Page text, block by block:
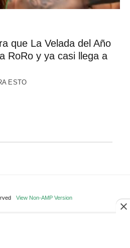
que La Velada del Año
RoRo y ya casi llega a
ESTO
View Non-AMP Version